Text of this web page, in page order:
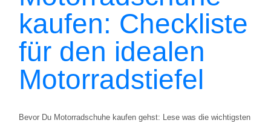
kaufen: Checkliste
für den idealen
Motorradstiefel
Bevor Du Motorradschuhe kaufen gehst: Lese was die wichtigsten